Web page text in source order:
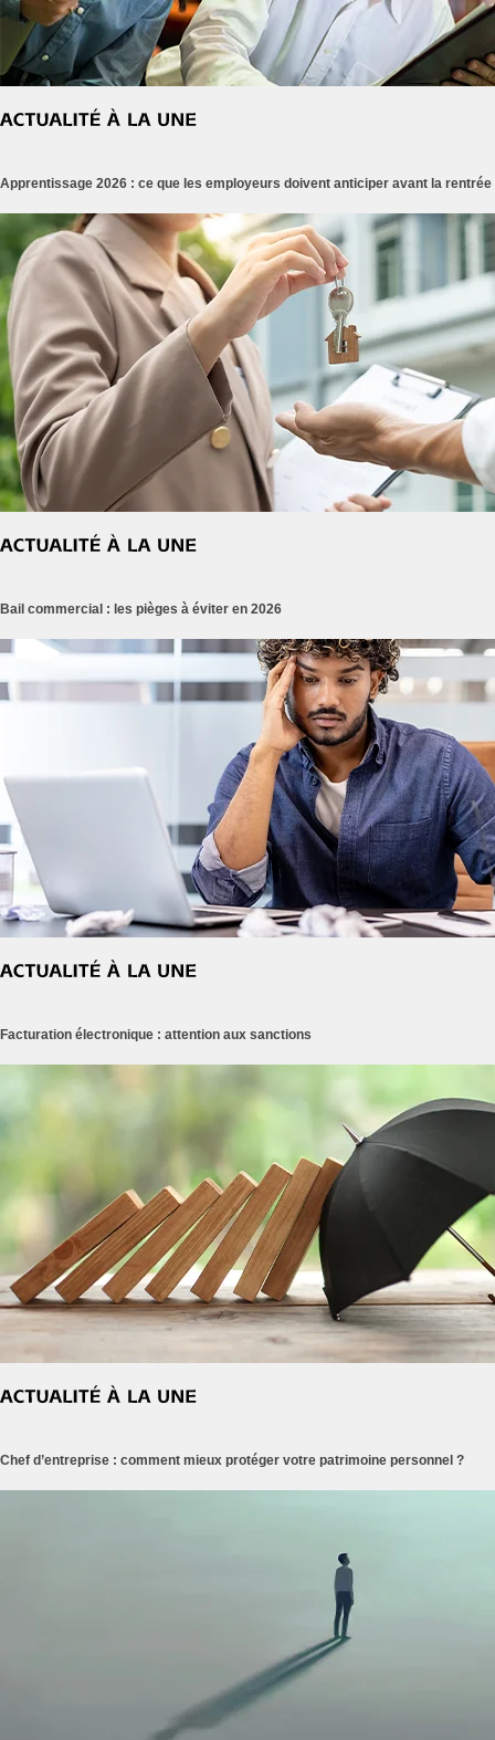
Apprentissage 2026 : ce que les employeurs doivent anticiper avant la rentrée
Bail commercial : les pièges à éviter en 2026
Facturation électronique : attention aux sanctions
Chef d’entreprise : comment mieux protéger votre patrimoine personnel ?